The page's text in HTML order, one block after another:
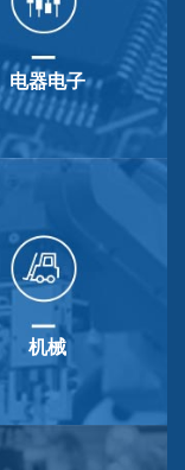
电器电子
机械